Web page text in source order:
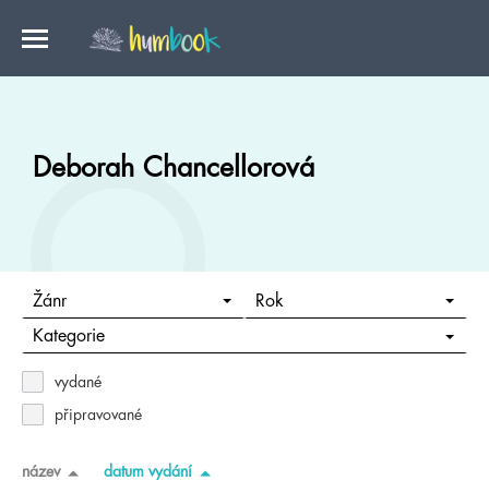
Deborah Chancellorová
Žánr Rok
Kategorie
vydané
připravované
název datum vydání